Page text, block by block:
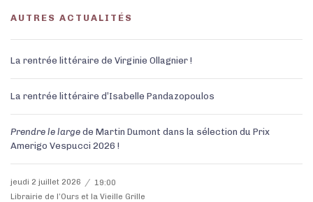
AUTRES ACTUALITÉS
La rentrée littéraire de Virginie Ollagnier !
La rentrée littéraire d’Isabelle Pandazopoulos
Prendre le large de Martin Dumont dans la sélection du Prix
Amerigo Vespucci 2026 !
jeudi 2 juillet 2026
19:00
Librairie de l’Ours et la Vieille Grille